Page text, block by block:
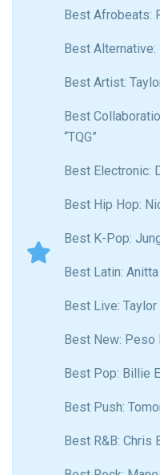
Best Afrobeats:
Best Alternative:
Best Artist:
Best
“TQG”
Best Electronic:
Best Hip Hop:
Best K-Pop:
Best Latin: Anitta
Best Live:
Best New: Peso
Best Pop: Billie
Best Push:
Best R&B: Chris